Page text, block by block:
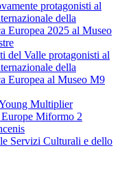
protagonisti al
della
Europea 2025 al Museo
del Valle protagonisti al
della
Europea al Museo M9
Multiplier
Miformo 2
Servizi Culturali e dello